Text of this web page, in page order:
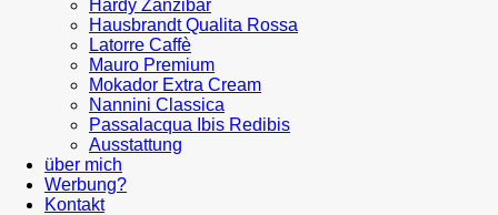
Hardy Zanzibar
Hausbrandt Qualita Rossa
Latorre Caffè
Mauro Premium
Mokador Extra Cream
Nannini Classica
Passalacqua Ibis Redibis
Ausstattung
über mich
Werbung?
Kontakt